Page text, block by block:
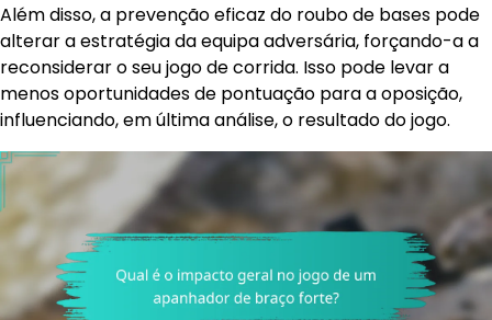
Além disso, a prevenção eficaz do roubo de bases pode
alterar a estratégia da equipa adversária, forçando-a a
reconsiderar o seu jogo de corrida. Isso pode levar a
menos oportunidades de pontuação para a oposição,
influenciando, em última análise, o resultado do jogo.